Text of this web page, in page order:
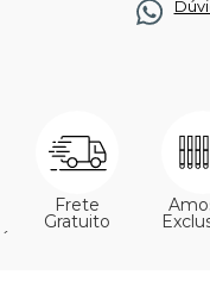
Frete
Gratuito
´